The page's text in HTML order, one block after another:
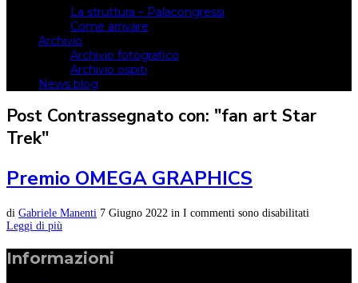
La struttura – Palacongressi
Come arrivare
Archivio
Archivio fotografico
Archivio ospiti
News blog
Post Contrassegnato con: "fan art Star
Trek"
Premio OMEGA GRAPHICS
di Gabriele Manenti 7 Giugno 2022 in I commenti sono disabilitati
Leggi di più
Informazioni